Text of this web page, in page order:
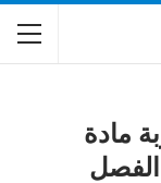
مادة
الفصل